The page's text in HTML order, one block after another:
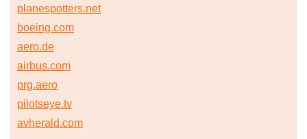
planespotters.net
boeing.com
aero.de
airbus.com
prg.aero
pilotseye.tv
avherald.com